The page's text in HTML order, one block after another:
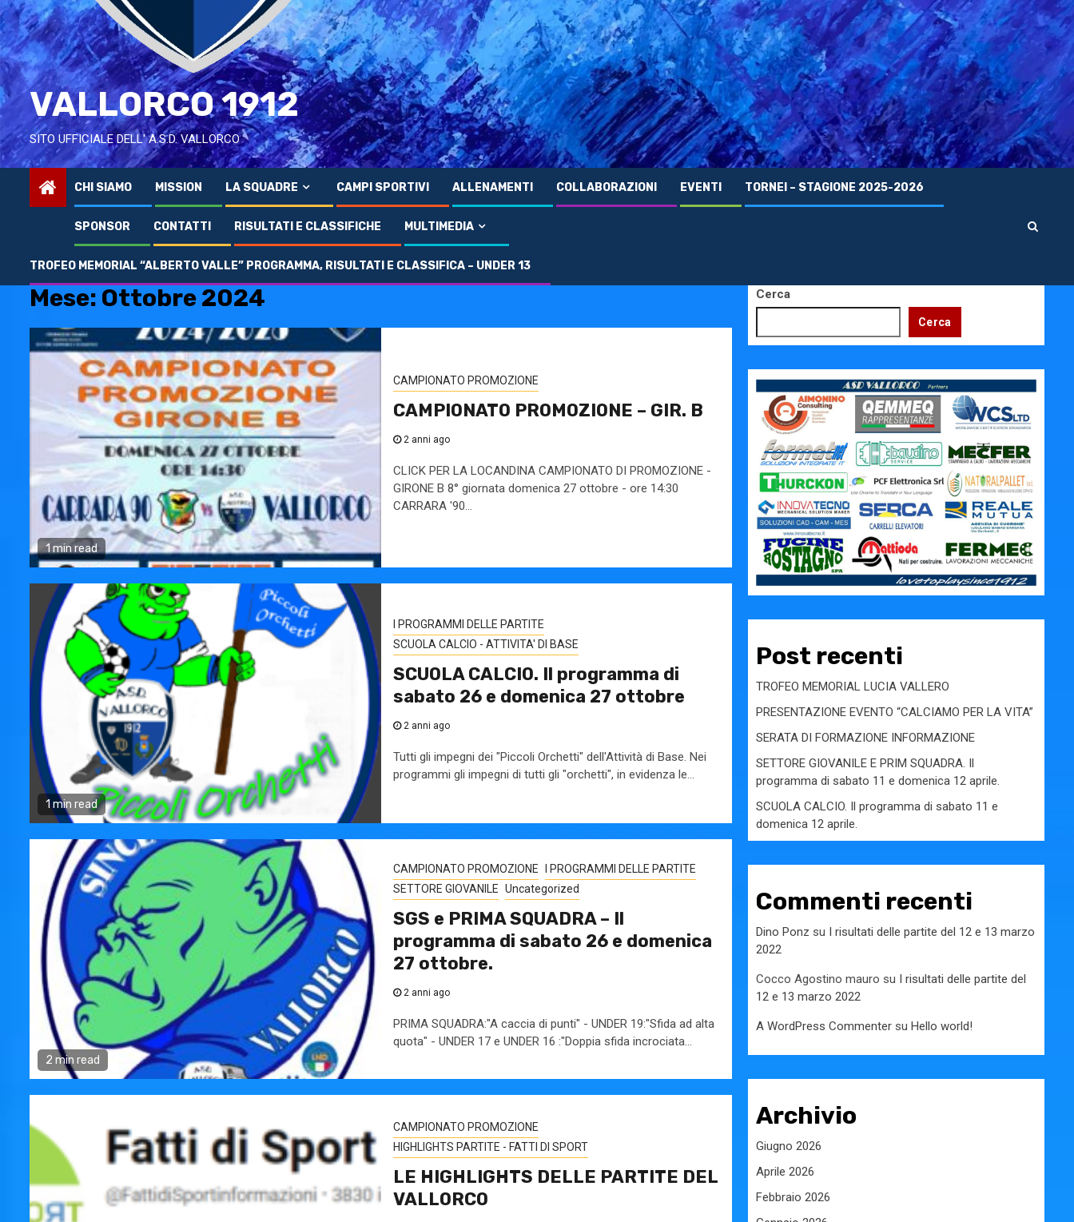
VALLORCO 1912
SITO UFFICIALE DELL' A.S.D. VALLORCO
CHI SIAMO MISSION LA SQUADRE CAMPI SPORTIVI ALLENAMENTI COLLABORAZIONI EVENTI TORNEI – STAGIONE 2025-2026
SPONSOR CONTATTI RISULTATI E CLASSIFICHE MULTIMEDIA
TROFEO MEMORIAL “ALBERTO VALLE” PROGRAMMA, RISULTATI E CLASSIFICA – UNDER 13
Home 2024 Ottobre
Mese: Ottobre 2024
1 min read
CAMPIONATO PROMOZIONE
CAMPIONATO PROMOZIONE – GIR. B
2 anni ago
CLICK PER LA LOCANDINA CAMPIONATO DI PROMOZIONE -
GIRONE B 8° giornata domenica 27 ottobre - ore 14:30
CARRARA '90...
1 min read
I PROGRAMMI DELLE PARTITE
SCUOLA CALCIO - ATTIVITA' DI BASE
SCUOLA CALCIO. Il programma di
sabato 26 e domenica 27 ottobre
2 anni ago
Tutti gli impegni dei "Piccoli Orchetti" dell'Attività di Base. Nei
programmi gli impegni di tutti gli "orchetti", in evidenza le...
2 min read
CAMPIONATO PROMOZIONE
I PROGRAMMI DELLE PARTITE
SETTORE GIOVANILE Uncategorized
SGS e PRIMA SQUADRA – Il
programma di sabato 26 e domenica
27 ottobre.
2 anni ago
PRIMA SQUADRA:"A caccia di punti" - UNDER 19:"Sfida ad alta
quota" - UNDER 17 e UNDER 16 :"Doppia sfida incrociata...
CAMPIONATO PROMOZIONE
HIGHLIGHTS PARTITE - FATTI DI SPORT
LE HIGHLIGHTS DELLE PARTITE DEL
VALLORCO
Cerca
Cerca
Post recenti
TROFEO MEMORIAL LUCIA VALLERO
PRESENTAZIONE EVENTO “CALCIAMO PER LA VITA”
SERATA DI FORMAZIONE INFORMAZIONE
SETTORE GIOVANILE E PRIM SQUADRA. Il
programma di sabato 11 e domenica 12 aprile.
SCUOLA CALCIO. Il programma di sabato 11 e
domenica 12 aprile.
Commenti recenti
Dino Ponz su I risultati delle partite del 12 e 13 marzo
2022
Cocco Agostino mauro su I risultati delle partite del
12 e 13 marzo 2022
A WordPress Commenter su Hello world!
Archivio
Giugno 2026
Aprile 2026
Febbraio 2026